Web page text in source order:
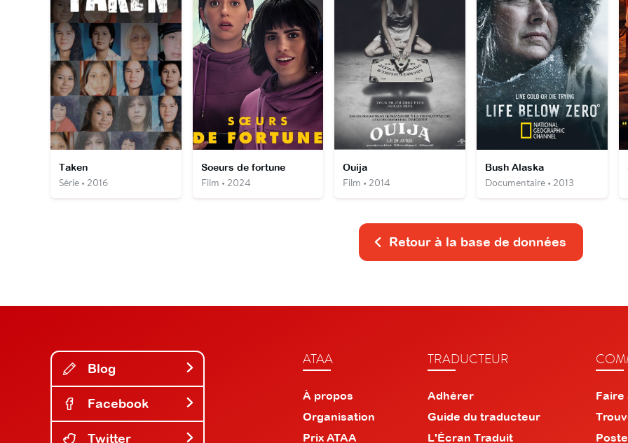
Taken
Série • 2016
Soeurs de fortune
Film • 2024
Ouija
Film • 2014
Bush Alaska
Documentaire • 2013
Retour à la base de données
Blog
Facebook
Twitter
ATAA
À propos
Organisation
Prix ATAA
TRADUCTEUR
Adhérer
Guide du traducteur
L'Écran Traduit